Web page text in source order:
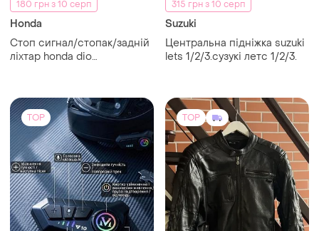
180 грн з 10 серп
Honda
Стоп сигнал/стопак/задній
ліхтар honda dio
315 грн з 10 серп
Suzuki
Центральна підніжка suzuki
lets 1/2/3.сузукі летс 1/2/3.
TOP TOP